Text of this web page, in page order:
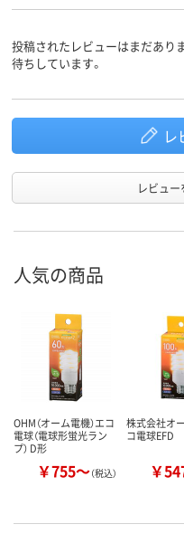
投稿されたレビューはまだあり
待ちしています。
レ
レビュ
人気の商品
OHM（オーム電機）エコ
電球（電球形蛍光ラン
プ） D形
￥755～（税込）
株式会社オ
コ電球EFD
￥